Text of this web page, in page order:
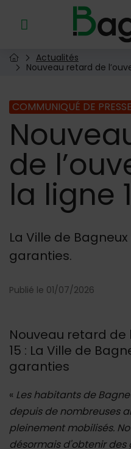
Menu de raccourcis
Page d'accueil du site
Actualités
Nouveau retard de
COMMUNIQUÉ DE PRESSE
de
la ligne
La Ville de
garanties.
Publié le 01/07/2026
Nouveau retard de
15 : La Ville de
garanties
« Les habitants de
depuis de nombreuses
pleinement mobilisés.
désormais d'obtenir des